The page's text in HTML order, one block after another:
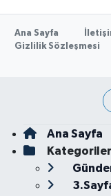
Ana Sayfa
Gizlilik Sözleşmesi
Ana Sayfa
Kategoriler